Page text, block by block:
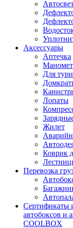
Аксессуары
Аптечка
Для
Лопаты
Жилет
Коврик
Перевозка
Сертификаты
автобоксов и
COOLBOX